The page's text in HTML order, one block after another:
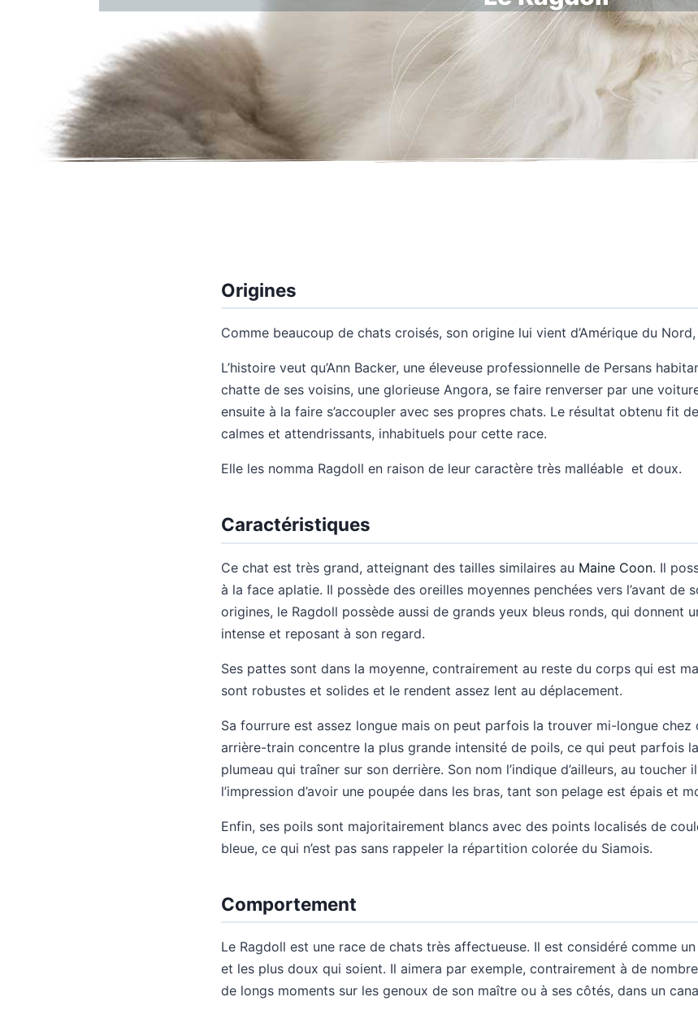
Origines
Comme beaucoup de chats croisés, son origine lui vient d’Amérique du Nord,
L’histoire veut qu’Ann Backer, une éleveuse professionnelle de Persans
chatte de ses voisins, une glorieuse Angora, se faire renverser par une
ensuite à la faire s’accoupler avec ses propres chats. Le résultat obtenu fit
calmes et attendrissants, inhabituels pour cette race.
Elle les nomma Ragdoll en raison de leur caractère très malléable et doux.
Caractéristiques
Ce chat est très grand, atteignant des tailles similaires au Maine Coon. Il
à la face aplatie. Il possède des oreilles moyennes penchées vers l’avant de
origines, le Ragdoll possède aussi de grands yeux bleus ronds, qui donnent
intense et reposant à son regard.
Ses pattes sont dans la moyenne, contrairement au reste du corps qui est
sont robustes et solides et le rendent assez lent au déplacement.
Sa fourrure est assez longue mais on peut parfois la trouver mi-longue chez
arrière-train concentre la plus grande intensité de poils, ce qui peut parfois
plumeau qui traîner sur son derrière. Son nom l’indique d’ailleurs, au toucher
l’impression d’avoir une poupée dans les bras, tant son pelage est épais et
Enfin, ses poils sont majoritairement blancs avec des points localisés de
bleue, ce qui n’est pas sans rappeler la répartition colorée du Siamois.
Comportement
Le Ragdoll est une race de chats très affectueuse. Il est considéré comme
et les plus doux qui soient. Il aimera par exemple, contrairement à de
de longs moments sur les genoux de son maître ou à ses côtés, dans un